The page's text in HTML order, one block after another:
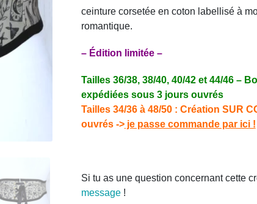
initial
50,00€.
ceinture corsetée en coton labellisé à
romantique.
– Édition limitée –
Tailles 36/38, 38/40, 40/42 et 44/46 –
expédiées sous 3 jours ouvrés
Tailles 34/36 à 48/50 : Création SUR
ouvrés ->je passe commande par ici !
Si tu as une question concernant cette
message!